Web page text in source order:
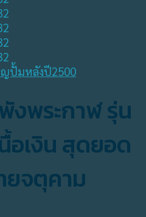
ญปั้มหลังปี2500
พระกาฬ รุ่น
อเงิน สุดยอด
จตุคาม